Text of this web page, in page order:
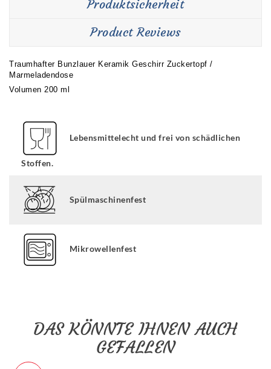
Produktsicherheit
Product Reviews
Traumhafter Bunzlauer Keramik Geschirr Zuckertopf /
Marmeladendose
Volumen 200 ml
Lebensmittelecht und frei von schädlichen
Stoffen.
Spülmaschinenfest
Mikrowellenfest
DAS KÖNNTE IHNEN AUCH
GEFALLEN